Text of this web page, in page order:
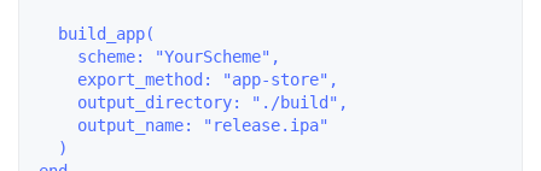
  build_app(
    scheme: "YourScheme",
    export_method: "app-store",
    output_directory: "./build",
    output_name: "release.ipa"
  )